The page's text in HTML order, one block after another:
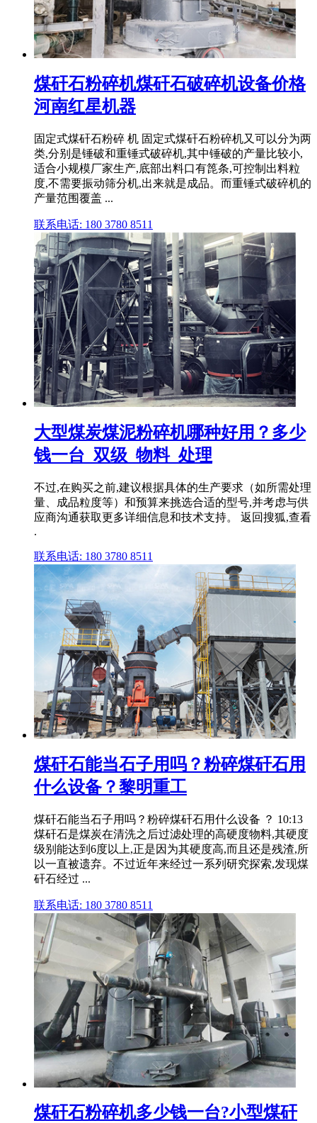
煤矸石粉碎机煤矸石破碎机设备价格
河南红星机器
固定式煤矸石粉碎 机 固定式煤矸石粉碎机又可以分为两
类,分别是锤破和重锤式破碎机,其中锤破的产量比较小,
适合小规模厂家生产,底部出料口有箆条,可控制出料粒
度,不需要振动筛分机,出来就是成品。而重锤式破碎机的
产量范围覆盖 ...
联系电话: 180 3780 8511
大型煤炭煤泥粉碎机哪种好用？多少
钱一台_双级_物料_处理
不过,在购买之前,建议根据具体的生产要求（如所需处理
量、成品粒度等）和预算来挑选合适的型号,并考虑与供
应商沟通获取更多详细信息和技术支持。 返回搜狐,查看
.
联系电话: 180 3780 8511
煤矸石能当石子用吗？粉碎煤矸石用
什么设备？黎明重工
煤矸石能当石子用吗？粉碎煤矸石用什么设备 ？ 10:13
煤矸石是煤炭在清洗之后过滤处理的高硬度物料,其硬度
级别能达到6度以上,正是因为其硬度高,而且还是残渣,所
以一直被遗弃。不过近年来经过一系列研究探索,发现煤
矸石经过 ...
联系电话: 180 3780 8511
煤矸石粉碎机多少钱一台?小型煤矸